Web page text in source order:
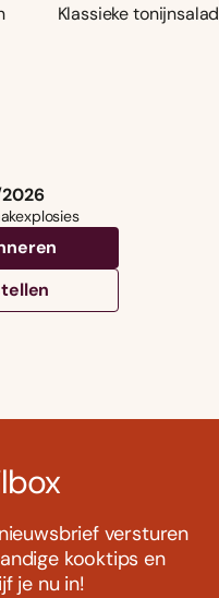
Klassieke
versturen
kooktips en
je nu in!